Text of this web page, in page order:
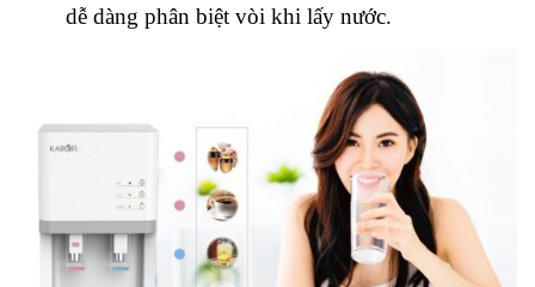
dễ dàng phân biệt vòi khi lấy nước.